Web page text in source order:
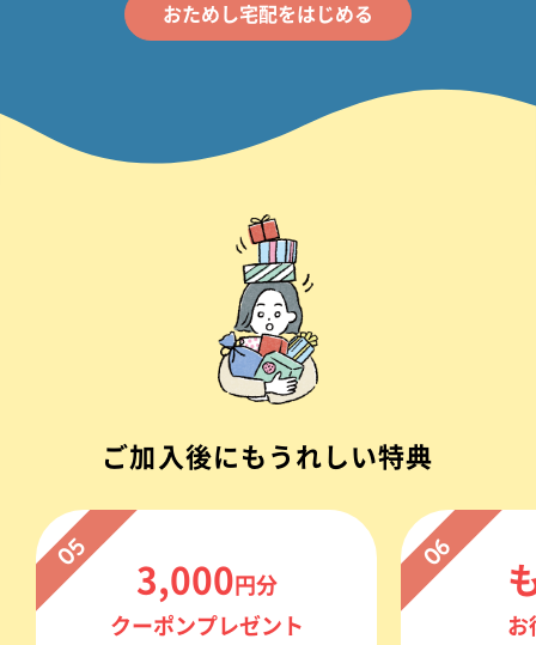
おためし宅配をはじめる
ご加入後にもうれしい特典
05
3,000 円分
クーポンプレゼント
06
お